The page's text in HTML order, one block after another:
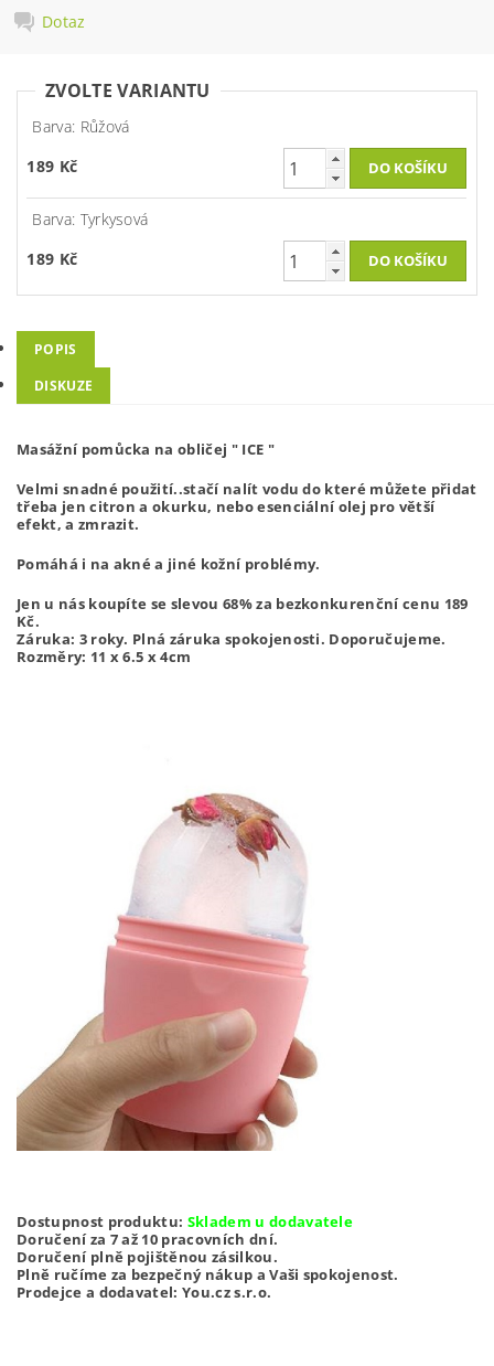
Dotaz
ZVOLTE VARIANTU
Barva: Růžová
189 Kč
Barva: Tyrkysová
189 Kč
POPIS
DISKUZE
Masážní pomůcka na obličej " ICE "
Velmi snadné použití..stačí nalít vodu do které můžete přidat
třeba jen citron a okurku, nebo esenciální olej pro větší
efekt, a zmrazit.
Pomáhá i na akné a jiné kožní problémy.
Jen u nás koupíte se slevou 68% za bezkonkurenční cenu 189
Kč.
Záruka: 3 roky. Plná záruka spokojenosti. Doporučujeme.
Rozměry: 11 x 6.5 x 4cm
Dostupnost produktu: Skladem u dodavatele
Doručení za 7 až 10 pracovních dní.
Doručení plně pojištěnou zásilkou.
Plně ručíme za bezpečný nákup a Vaši spokojenost.
Prodejce a dodavatel: You.cz s.r.o.